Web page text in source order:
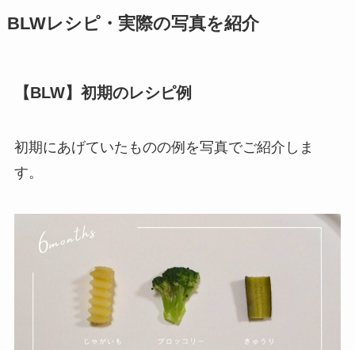
BLWレシピ・実際の写真を紹介
【BLW】初期のレシピ例
初期にあげていたものの例を写真でご紹介しま
す。